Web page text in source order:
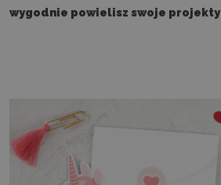
wygodnie powielisz swoje projekty